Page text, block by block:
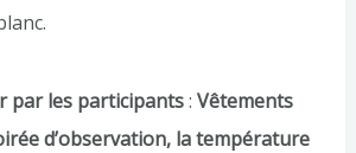
par les participants: Vêtements
d’observation, la température